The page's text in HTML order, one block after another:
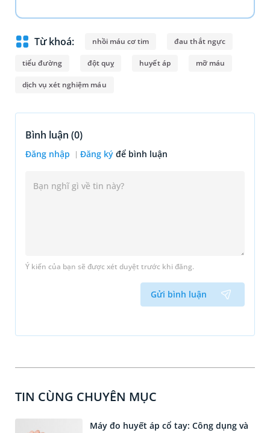
Từ khoá: nhồi máu cơ tim đau thắt ngực
tiểu đường đột quỵ huyết áp mỡ máu
dịch vụ xét nghiệm máu
Bình luận (0)
Đăng nhập Đăng ký để bình luận
Ý kiến của bạn sẽ được xét duyệt trước khi đăng.
Gửi bình luận
TIN CÙNG CHUYÊN MỤC
Máy đo huyết áp cổ tay: Công dụng và